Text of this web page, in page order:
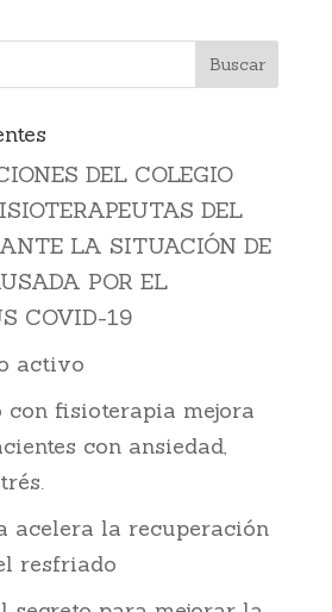
DEL COLEGIO
DEL
LA SITUACIÓN DE
POR EL
COVID-19
activo
con fisioterapia mejora
con ansiedad,
acelera la recuperación
resfriado